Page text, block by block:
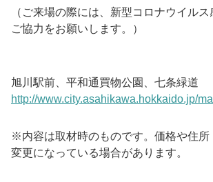
（ご来場の際には、新型コロナウイル
ご協力をお願いします。）
旭川駅前、平和通買物公園、七条緑道
http://www.city.asahikawa.hokkaido.jp/
※内容は取材時のものです。価格や住所
変更になっている場合があります。